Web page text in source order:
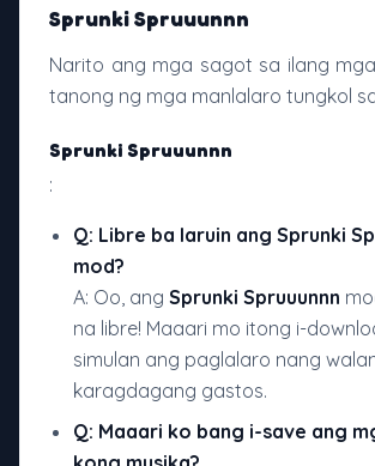
Sprunki Spruuunnn
Narito ang mga sagot sa ilang
tanong ng mga manlalaro tungkol
Sprunki Spruuunnn
:
Q: Libre ba laruin ang Sprunki
mod?
A: Oo, ang Sprunki Spruuunnn
na libre! Maaari mo itong i-
simulan ang paglalaro nang
karagdagang gastos.
Q: Maaari ko bang i-save ang